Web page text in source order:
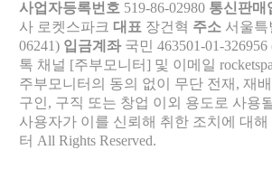
사업자등록번호 519-86-02980 통신판매
사 로켓스파크 대표 장건혁 주소 서울특
06241) 입금계좌 국민 463501-01-
톡 채널 [주부모니터] 및 이메일 rocke
주부모니터의 동의 없이 무단 전재, 재
구인, 구직 또는 창업 이외 용도로 사용
사용자가 이를 신뢰해 취한 조치에 대
터 All Rights Reserved.